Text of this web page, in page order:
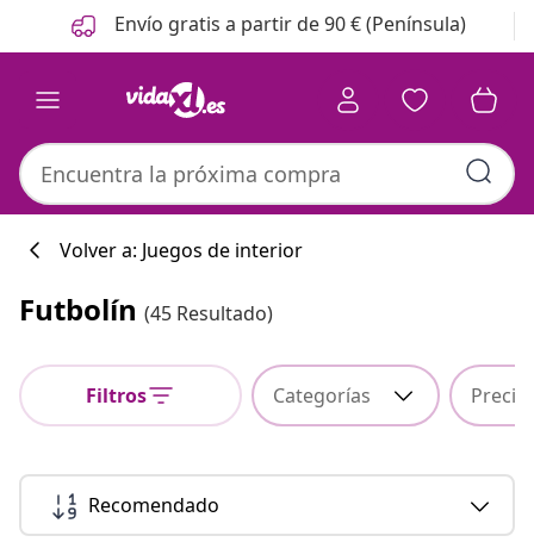
Anterior
Siguiente Envío gratis a partir de 90 € (Península)
Volver a: Juegos de interior
Futbolín (45 Resultado)
Filtros Categorías Precio
Recomendado